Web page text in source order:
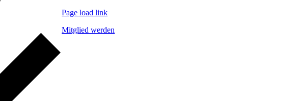
Page load link
Mitglied werden